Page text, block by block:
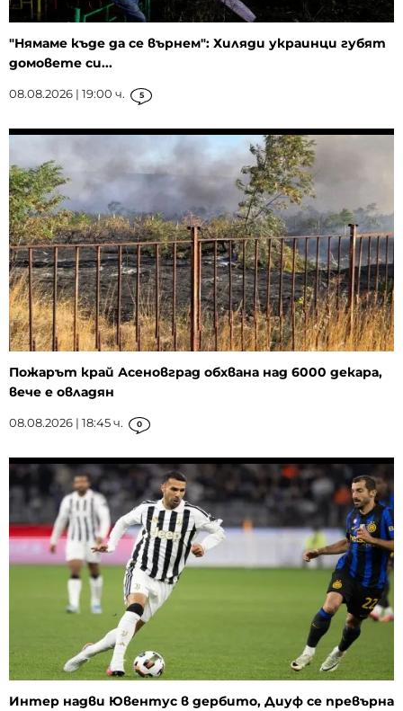
"Нямаме къде да се върнем": Хиляди украинци губят
домовете си...
08.08.2026 | 19:00 ч. 5
Пожарът край Асеновград обхвана над 6000 декара,
вече е овладян
08.08.2026 | 18:45 ч. 0
Интер надви Ювентус в дербито, Диуф се превърна